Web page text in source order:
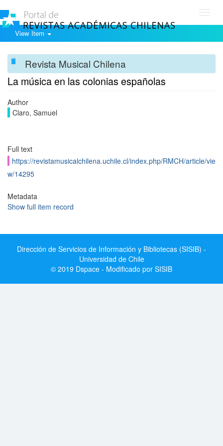
View Item
Revista Musical Chilena
La música en las colonias españolas
Author
Claro, Samuel
Full text
https://revistamusicalchilena.uchile.cl/index.php/RMCH/article/vie
w/14295
Metadata
Show full item record
Dirección de Servicios de Información y Bibliotecas (SISIB) -
Universidad de Chile
© 2019 Dspace - Modificado por SISIB